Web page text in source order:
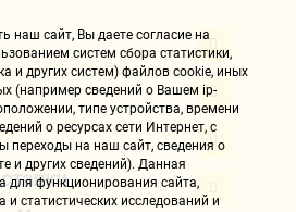
наш cайт, Вы даете согласие на
систем сбора статистики,
и других систем) файлов cookie, иных
(например сведений о Вашем ip-
типе устройства, времени
о ресурсах сети Интернет, с
переходы на наш сайт, сведения о
и других сведений). Данная
для функционирования сайта,
и статистических исследований и